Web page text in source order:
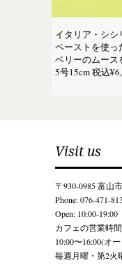
イタリア・シ
ペーストを使っ
ベリーのムース
5号15cm 税込
Visit us
〒930-0985 富山
Phone: 076-471-
Open: 10:00-19:00
カフェの営業時間
10:00〜16:00(オ
毎週月曜・第2火